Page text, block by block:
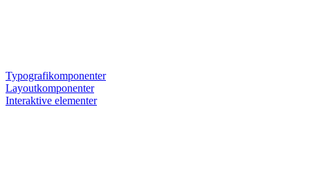
Typografikomponenter
Layoutkomponenter
Interaktive elementer